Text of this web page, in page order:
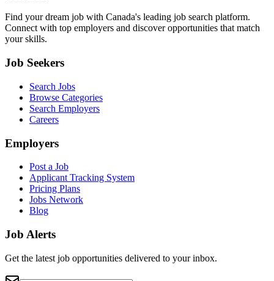
Find your dream job with Canada's leading job search platform.
Connect with top employers and discover opportunities that match
your skills.
Job Seekers
Search Jobs
Browse Categories
Search Employers
Careers
Employers
Post a Job
Applicant Tracking System
Pricing Plans
Jobs Network
Blog
Job Alerts
Get the latest job opportunities delivered to your inbox.